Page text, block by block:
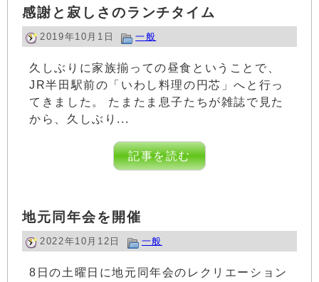
感謝と寂しさのランチタイム
2019年10月1日 一般
久しぶりに家族揃っての昼食ということで、
JR半田駅前の「いわし料理の円芯」へと行っ
てきました。 たまたま息子たちが雑誌で見た
から、久しぶり...
記事を読む
地元同年会を開催
2022年10月12日 一般
8日の土曜日に地元同年会のレクリエーション